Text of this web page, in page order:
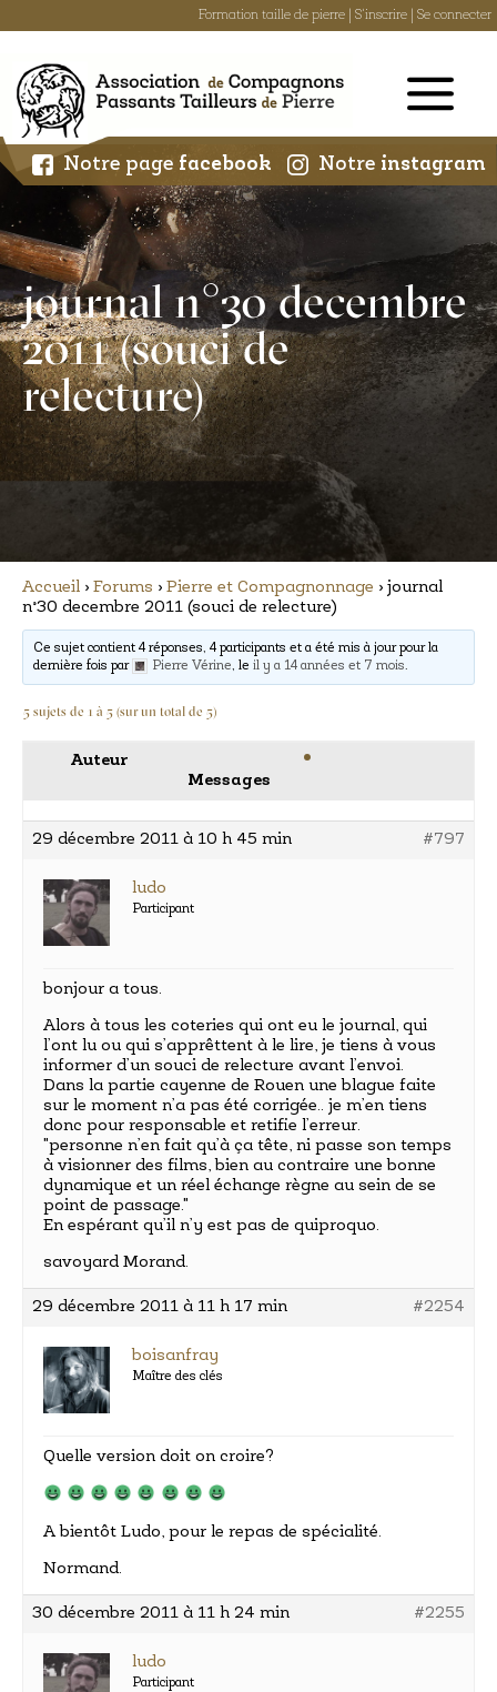
Formation taille de pierre S'inscrire Se connecter
content
Notre page facebook Notre instagram
journal n°30 decembre
2011 (souci de
relecture)
Accueil › Forums › Pierre et Compagnonnage › journal
n°30 decembre 2011 (souci de relecture)
Ce sujet contient 4 réponses, 4 participants et a été mis à jour pour la
dernière fois par
Pierre Vérine, leil y a 14 années et 7 mois.
5 sujets de 1 à 5 (sur un total de 5)
Auteur
Messages
29 décembre 2011 à 10 h 45 min #797
ludo
Participant
bonjour a tous.
Alors à tous les coteries qui ont eu le journal, qui
l’ont lu ou qui s’apprêttent à le lire, je tiens à vous
informer d’un souci de relecture avant l’envoi.
Dans la partie cayenne de Rouen une blague faite
sur le moment n’a pas été corrigée.. je m’en tiens
donc pour responsable et retifie l’erreur.
"personne n’en fait qu’à ça tête, ni passe son temps
à visionner des films, bien au contraire une bonne
dynamique et un réel échange règne au sein de se
point de passage."
En espérant qu’il n’y est pas de quiproquo.
savoyard Morand.
29 décembre 2011 à 11 h 17 min #2254
boisanfray
Maître des clés
Quelle version doit on croire?
A bientôt Ludo, pour le repas de spécialité.
Normand.
30 décembre 2011 à 11 h 24 min #2255
ludo
Participant